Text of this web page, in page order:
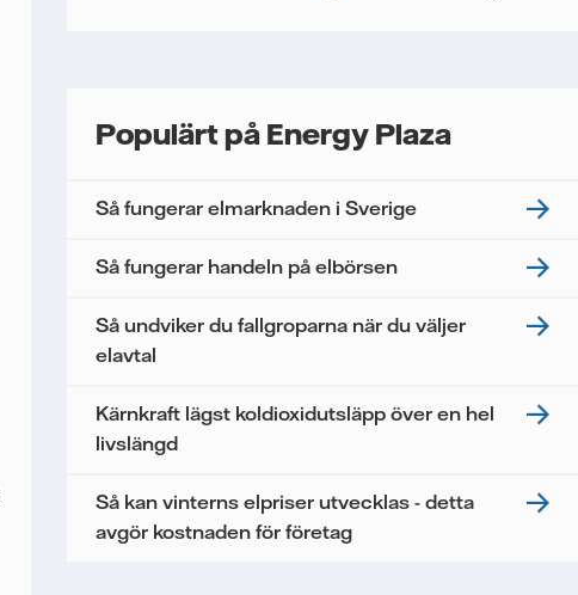
Populärt på Energy Plaza
Så fungerar elmarknaden i Sverige
Så fungerar handeln på elbörsen
Så undviker du fallgroparna när du väljer
elavtal
Kärnkraft lägst koldioxidutsläpp över en hel
livslängd
Så kan vinterns elpriser utvecklas - detta
avgör kostnaden för företag